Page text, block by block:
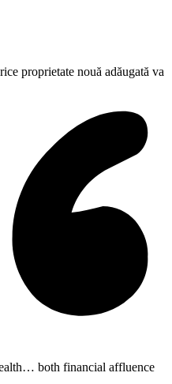
proprietate nouă adăugată va
both financial affluence